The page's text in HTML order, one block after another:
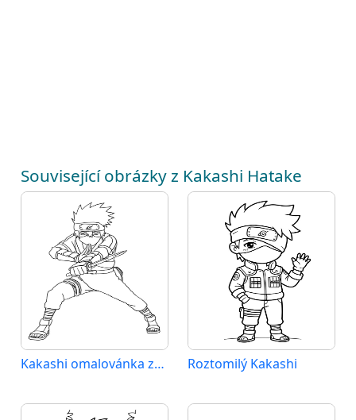
Související obrázky z Kakashi Hatake
Kakashi omalovánka zdarma Roztomilý Kakashi